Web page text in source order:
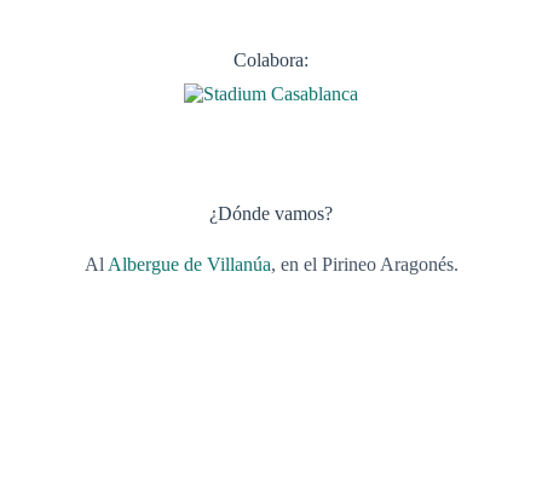
Colabora:
¿Dónde vamos?
AlAlbergue de Villanúa, en el Pirineo Aragonés.